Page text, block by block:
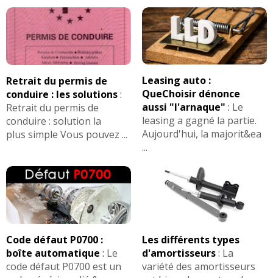
Retrait du permis de
conduire : les solutions:
Retrait du permis de
conduire : solution la
plus simple Vous pouvez ...
Leasing auto :
QueChoisir dénonce
aussi "l'arnaque" : Le
leasing a gagné la partie.
Aujourd'hui, la majorit&ea
...
Code défaut P0700 :
boîte automatique : Le
code défaut P0700 est un
Les différents types
d'amortisseurs: La
variété des amortisseurs